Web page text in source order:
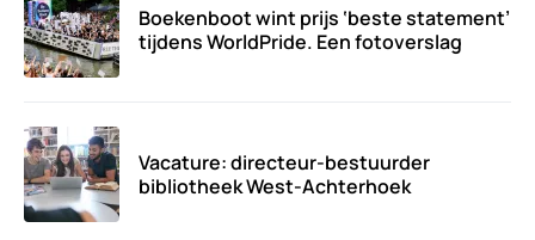
Boekenboot wint prijs ‘beste statement’
tijdens WorldPride. Een fotoverslag
Vacature: directeur-bestuurder
bibliotheek West-Achterhoek